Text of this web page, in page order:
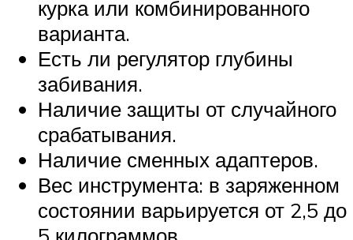
курка или комбинированного
варианта.
Есть ли регулятор глубины
забивания.
Наличие защиты от случайного
срабатывания.
Наличие сменных адаптеров.
Вес инструмента: в заряженном
состоянии варьируется от 2,5 до